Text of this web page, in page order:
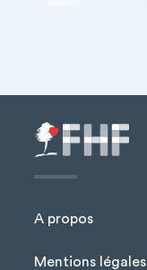
A propos
Mentions légales